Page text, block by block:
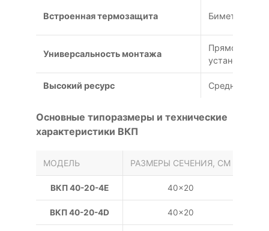
Встроенная термозащита
Универсальность монтажа
установки в
Высокий ресурс Средний
Основные типоразмеры и технические
характеристики ВКП
МОДЕЛЬ РАЗМЕРЫ СЕЧЕНИЯ, СМ
ВКП 40-20-4E 40×20
ВКП 40-20-4D 40×20